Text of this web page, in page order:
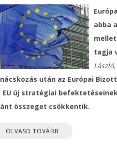
abba
tagja
László,
után az Európai
EU új stratégiai
összeget csökkentik.
OLVASD TOVÁBB